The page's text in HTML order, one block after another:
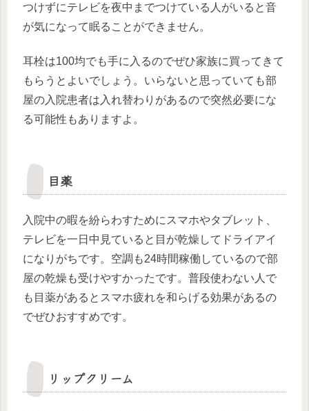
つけずにテレビを夜中までつけている人がいると音
が気になって眠ることができません。
耳栓は100均でも手に入るのでぜひ家族に買ってきて
もらうとよいでしょう。いらないと思っていても部
屋の入院患者は入れ替わりがあるので突然必要にな
る可能性もありますよ。
目薬
入院中の暇を紛らわすためにスマホやタブレット、
テレビを一日中見ていると目が乾燥してドライアイ
になりがちです。空調も24時間稼働しているので部
屋の乾燥も受けやすかったです。普段使わない人で
も目薬があるとスマホ疲れを和らげる効果があるの
でぜひおすすめです。
リップクリーム